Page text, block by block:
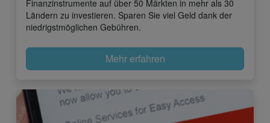
Finanzinstrumente auf über 50 Märkten in mehr als 30
Ländern zu investieren. Sparen Sie viel Geld dank der
niedrigstmöglichen Gebühren.
Mehr erfahren